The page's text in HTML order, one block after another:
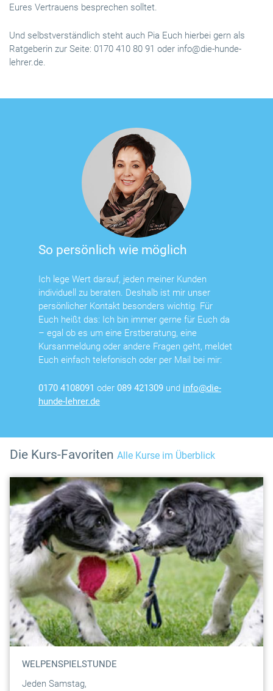
Eures Vertrauens besprechen solltet.
Und selbstverständlich steht auch Pia Euch hierbei gern als
Ratgeberin zur Seite: 0170 410 80 91 oder info@die-hunde-
lehrer.de.
So persönlich wie möglich
Ich lege Wert darauf, jeden meiner Kunden
individuell zu beraten. Deshalb ist mir unser
persönlicher Kontakt besonders wichtig. Für
Euch heißt das: Ich bin immer gerne für Euch da
– egal ob es um eine Erstberatung, eine
Kursanmeldung oder andere Fragen geht, meldet
Euch einfach telefonisch oder per Mail bei mir:
0170 4108091 oder 089 421309 und info@die-
hunde-lehrer.de
Die Kurs-Favoriten Alle Kurse im Überblick
WELPENSPIELSTUNDE
Jeden Samstag,